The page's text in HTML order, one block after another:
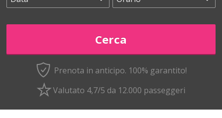
Prenota in anticipo. 100% garantito!
Valutato 4,7/5 da 12.000 passeggeri